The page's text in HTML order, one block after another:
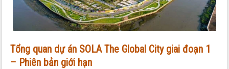
Tổng quan dự án SOLA The Global City giai đoạn 1
– Phiên bản giới hạn